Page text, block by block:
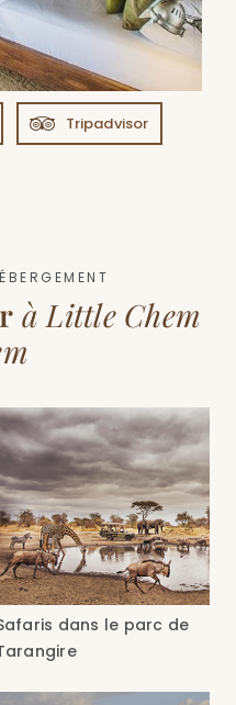
Tripadvisor
à Little Chem
dans le parc de